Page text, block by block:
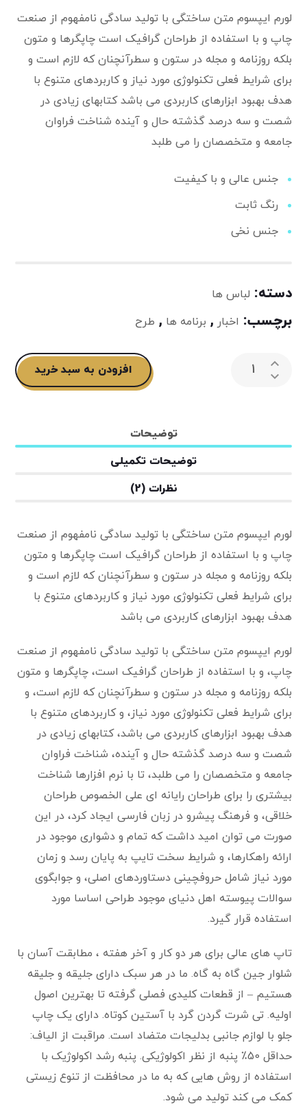
لورم ایپسوم متن ساختگی با تولید سادگی نامفهوم از صنعت
چاپ و با استفاده از طراحان گرافیک است چاپگرها و متون
بلکه روزنامه و مجله در ستون و سطرآنچنان که لازم است و
برای شرایط فعلی تکنولوژی مورد نیاز و کاربردهای متنوع با
هدف بهبود ابزارهای کاربردی می باشد کتابهای زیادی در
شصت و سه درصد گذشته حال و آینده شناخت فراوان
جامعه و متخصصان را می طلبد
جنس عالی و با کیفیت
رنگ ثابت
جنس نخی
دسته: لباس ها
برچسب: اخبار , برنامه ها , طرح
افزودن به سبد خرید
توضیحات
توضیحات تکمیلی
نظرات (2)
لورم ایپسوم متن ساختگی با تولید سادگی نامفهوم از صنعت
چاپ و با استفاده از طراحان گرافیک است چاپگرها و متون
بلکه روزنامه و مجله در ستون و سطرآنچنان که لازم است و
برای شرایط فعلی تکنولوژی مورد نیاز و کاربردهای متنوع با
هدف بهبود ابزارهای کاربردی می باشد
لورم ایپسوم متن ساختگی با تولید سادگی نامفهوم از صنعت
چاپ، و با استفاده از طراحان گرافیک است، چاپگرها و متون
بلکه روزنامه و مجله در ستون و سطرآنچنان که لازم است، و
برای شرایط فعلی تکنولوژی مورد نیاز، و کاربردهای متنوع با
هدف بهبود ابزارهای کاربردی می باشد، کتابهای زیادی در
شصت و سه درصد گذشته حال و آینده، شناخت فراوان
جامعه و متخصصان را می طلبد، تا با نرم افزارها شناخت
بیشتری را برای طراحان رایانه ای علی الخصوص طراحان
خلاقی، و فرهنگ پیشرو در زبان فارسی ایجاد کرد، در این
صورت می توان امید داشت که تمام و دشواری موجود در
ارائه راهکارها، و شرایط سخت تایپ به پایان رسد و زمان
مورد نیاز شامل حروفچینی دستاوردهای اصلی، و جوابگوی
سوالات پیوسته اهل دنیای موجود طراحی اساسا مورد
استفاده قرار گیرد.
تاپ های عالی برای هر دو کار و آخر هفته ، مطابقت آسان با
شلوار جین گاه به گاه. ما در هر سبک دارای جلیقه و جلیقه
هستیم – از قطعات کلیدی فصلی گرفته تا بهترین اصول
اولیه. تی شرت گردن گرد با آستین کوتاه. دارای یک چاپ
جلو با لوازم جانبی بدلیجات متضاد است. مراقبت از الیاف:
حداقل 50٪ پنبه از نظر اکولوژیکی. پنبه رشد اکولوژیک با
استفاده از روش هایی که به ما در محافظت از تنوع زیستی
کمک می کند تولید می شود.